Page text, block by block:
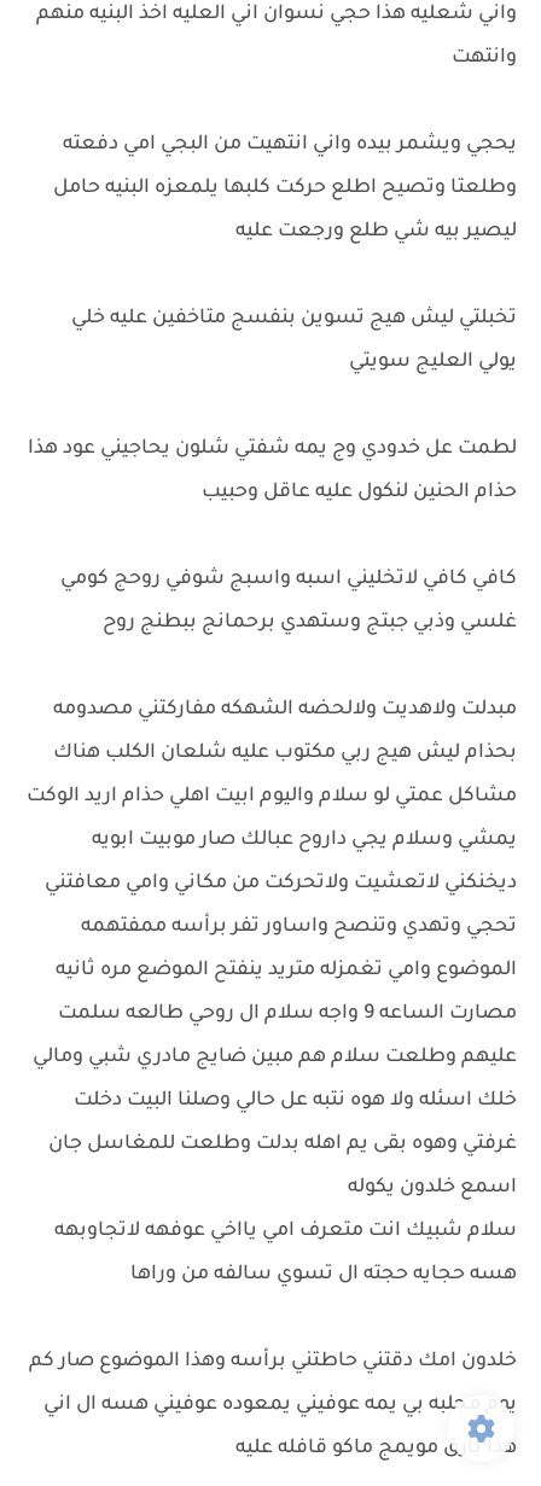
واني شعليه هذا حجي نسوان اني العليه اخذ البنيه منهم
وانتهت
يحجي ويشمر بيده واني انتهيت من البجي امي دفعته
وطلعتا وتصيح اطلع حركت كلبها يلمعزه البنيه حامل
ليصير بيه شي طلع ورجعت عليه
تخبلتي ليش هيج تسوين بنفسج متاخفين عليه خلي
يولي العليج سويتي
لطمت عل خدودي وج يمه شفتي شلون يحاجيني عود هذا
حذام الحنين لنكول عليه عاقل وحبيب
كافي كافي لاتخليني اسبه واسبج شوفي روحج كومي
غلسي وذبي جبتج وستهدي برحمانج ببطنج روح
مبدلت ولاهديت ولالحضه الشهكه مفاركتني مصدومه
بحذام ليش هيج ربي مكتوب عليه شلعان الكلب هناك
مشاكل عمتي لو سلام واليوم ابيت اهلي حذام اريد الوكت
يمشي وسلام يجي داروح عبالك صار موبيت ابويه
ديخنكني لاتعشيت ولاتحركت من مكاني وامي معافتني
تحجي وتهدي وتنصح واساور تفر برأسه ممفتهمه
الموضوع وامي تغمزله متريد ينفتح الموضع مره ثانيه
مصارت الساعه 9 واجه سلام ال روحي طالعه سلمت
عليهم وطلعت سلام هم مبين ضايج مادري شبي ومالي
خلك اسئله ولا هوه نتبه عل حالي وصلنا البيت دخلت
غرفتي وهوه بقى يم اهله بدلت وطلعت للمغاسل جان
اسمع خلدون يكوله
سلام شبيك انت متعرف امي يااخي عوفهه لاتجاوبهه
هسه حجايه حجته ال تسوي سالفه من وراها
خلدون امك دقتني حاطتني برأسه وهذا الموضوع صار كم
يوم مجلبه بي يمه عوفيني يمعوده عوفيني هسه ال اني
هذا بارق مويمج ماكو قافله عليه